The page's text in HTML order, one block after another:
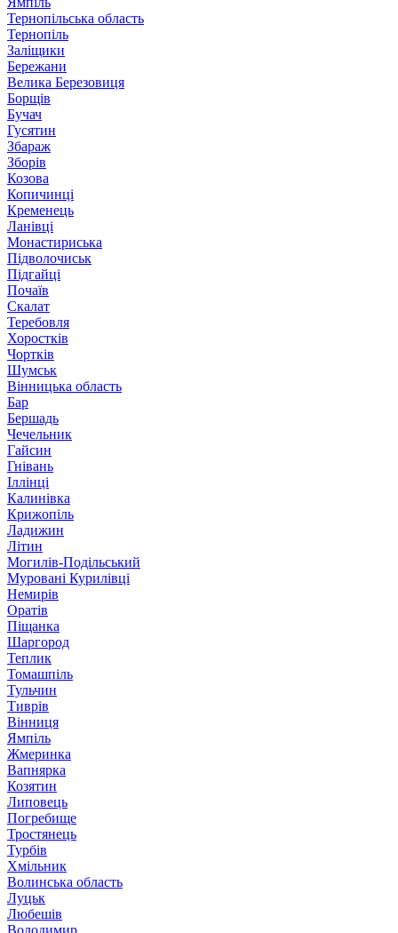
Тернопільська область
Тернопіль
Заліщики
Бережани
Велика Березовиця
Борщів
Бучач
Гусятин
Збараж
Зборів
Козова
Копичинці
Кременець
Ланівці
Монастириська
Підволочиськ
Підгайці
Почаїв
Скалат
Теребовля
Хоростків
Чортків
Шумськ
Вінницька область
Бар
Бершадь
Чечельник
Гайсин
Гнівань
Іллінці
Калинівка
Крижопіль
Ладижин
Літин
Могилів-Подільський
Муровані Курилівці
Немирів
Оратів
Піщанка
Шаргород
Теплик
Томашпіль
Тульчин
Тиврів
Вінниця
Ямпіль
Жмеринка
Вапнярка
Козятин
Липовець
Погребище
Тростянець
Турбів
Хмільник
Волинська область
Луцьк
Любешів
Володимир